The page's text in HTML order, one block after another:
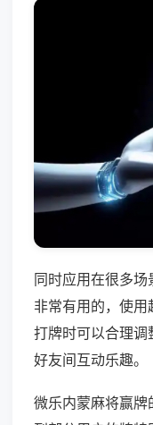
同时应用在很多
非常有用的，使
打牌时可以合理调
好友间互动乐趣。
微乐内蒙麻将赢牌